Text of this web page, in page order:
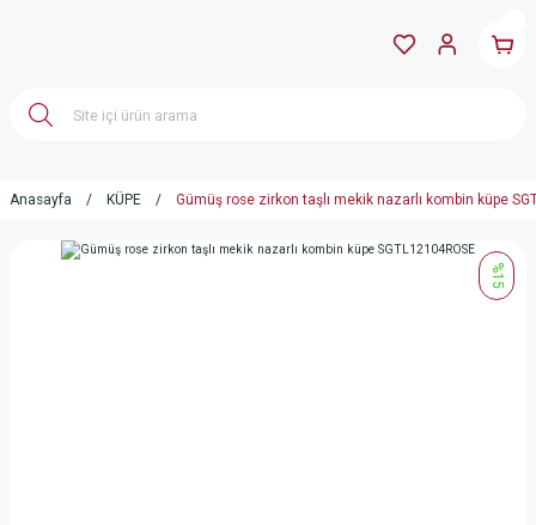
Anasayfa KÜPE Gümüş rose zirkon taşlı mekik nazarlı kombin küpe
%15